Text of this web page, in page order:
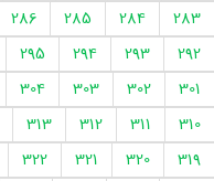
283
284
285
286
292
293
294
295
301
302
303
304
310
311
312
313
319
320
321
322